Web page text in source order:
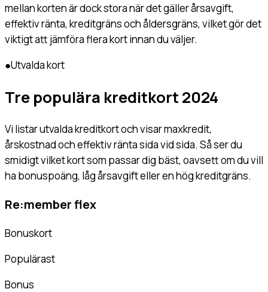
mellan korten är dock stora när det gäller årsavgift,
effektiv ränta, kreditgräns och åldersgräns, vilket gör det
viktigt att jämföra flera kort innan du väljer.
●Utvalda kort
Tre populära kreditkort 2024
Vi listar utvalda kreditkort och visar maxkredit,
årskostnad och effektiv ränta sida vid sida. Så ser du
smidigt vilket kort som passar dig bäst, oavsett om du vill
ha bonuspoäng, låg årsavgift eller en hög kreditgräns.
Re:member flex
Bonuskort
Populärast
Bonus